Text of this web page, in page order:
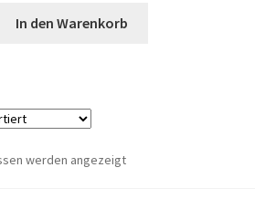
In den Warenkorb
werden angezeigtNach